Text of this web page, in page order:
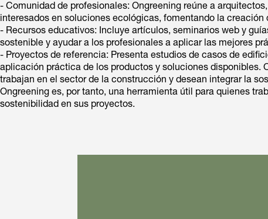
- Comunidad de profesionales: Ongreening reúne a
interesados en soluciones ecológicas, fomentando la creación
- Recursos educativos: Incluye artículos, seminarios web y
sostenible y ayudar a los profesionales a aplicar las mejores
- Proyectos de referencia: Presenta estudios de casos de
aplicación práctica de los productos y soluciones disponibles.
trabajan en el sector de la construcción y desean integrar la
Ongreening es, por tanto, una herramienta útil para quienes
sostenibilidad en sus proyectos.